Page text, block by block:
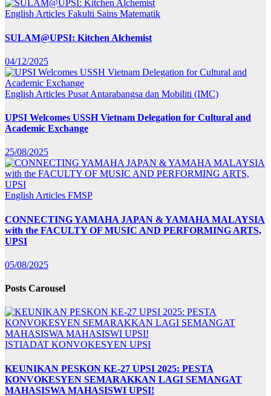
English Articles Fakulti Sains Matematik
SULAM@UPSI: Kitchen Alchemist
04/12/2025
English Articles Pusat Antarabangsa dan Mobiliti (IMC)
UPSI Welcomes USSH Vietnam Delegation for Cultural and
Academic Exchange
25/08/2025
English Articles FMSP
CONNECTING YAMAHA JAPAN & YAMAHA MALAYSIA
with the FACULTY OF MUSIC AND PERFORMING ARTS,
UPSI
05/08/2025
Posts Carousel
ISTIADAT KONVOKESYEN UPSI
KEUNIKAN PESKON KE-27 UPSI 2025: PESTA
KONVOKESYEN SEMARAKKAN LAGI SEMANGAT
MAHASISWA MAHASISWI UPSI!